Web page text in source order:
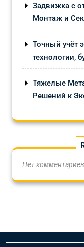
Задвижка с
Монтаж и
Точный учёт
технологии,
Тяжелые
Решений к
Нет